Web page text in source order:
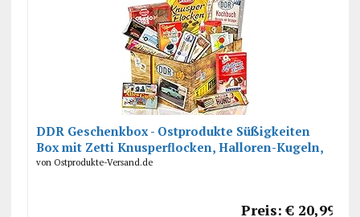
DDR Geschenkbox - Ostprodukte Süßigkeiten
Box mit Zetti Knusperflocken, Halloren-Kugeln,
Viba Nougat Stange uvm.
von Ostprodukte-Versand.de
Preis: € 20,99